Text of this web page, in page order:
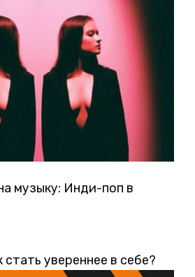
музыку: Инди-поп в
стать увереннее в себе?